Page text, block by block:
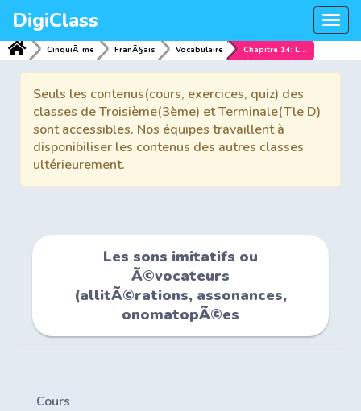
DigiClass
CinquiÃ¨me FranÃ§ais Vocabulaire Chapitre 14: Les sons imitatifs ou Ã©vocateurs (allitÃ©rations, assonances, onomatopÃ©es
Seuls les contenus(cours, exercices, quiz) des
classes de Troisième(3ème) et Terminale(Tle D)
sont accessibles. Nos équipes travaillent à
disponibiliser les contenus des autres classes
ultérieurement.
Les sons imitatifs ou
Ã©vocateurs
(allitÃ©rations, assonances,
onomatopÃ©es
Cours